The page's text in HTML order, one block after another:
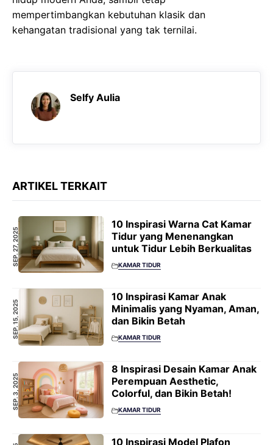
mempertimbangkan kebutuhan klasik dan
kehangatan tradisional yang tak ternilai.
Selfy Aulia
ARTIKEL TERKAIT
SEP. 27, 2025
10 Inspirasi Warna Cat Kamar
Tidur yang Menenangkan
untuk Tidur Lebih Berkualitas
KAMAR TIDUR
SEP. 15, 2025
10 Inspirasi Kamar Anak
Minimalis yang Nyaman, Aman,
dan Bikin Betah
KAMAR TIDUR
SEP. 3, 2025
8 Inspirasi Desain Kamar Anak
Perempuan Aesthetic,
Colorful, dan Bikin Betah!
KAMAR TIDUR
10 Inspirasi Model Plafon